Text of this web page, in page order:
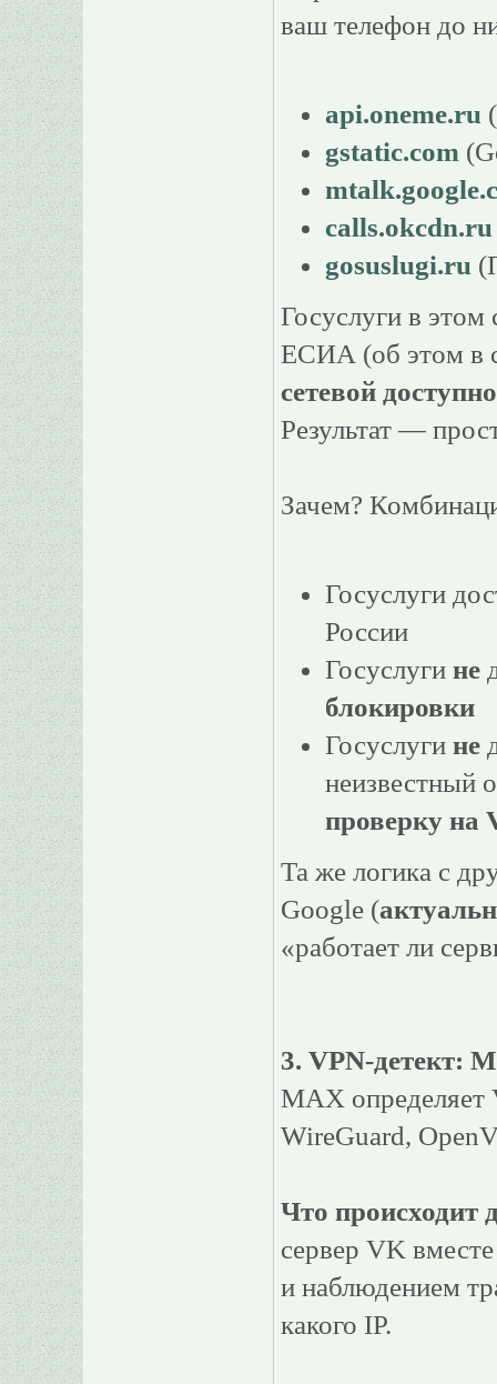
ваш телефон до
api.oneme.ru
gstatic.com
calls.okcdn.ru
gosuslugi.ru
Госуслуги в этом
ЕСИА (об этом в
сетевой
Результат —
Зачем?
Госуслуги
России
Госуслуги не
блокировки
Госуслуги не
неизвестный
проверку на
Та же логика с
Google (
«работает ли
3. VPN-детект:
MAX
WireGuard,
Что происходит
сервер VK
и наблюдением
какого IP.